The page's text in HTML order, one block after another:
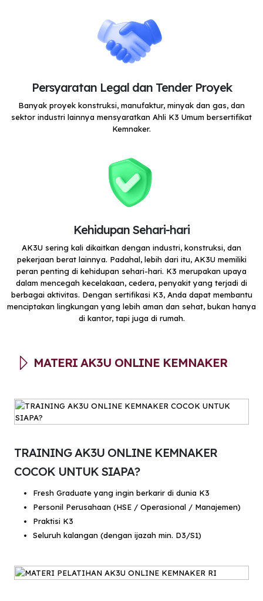
Persyaratan Legal dan Tender Proyek
Banyak proyek konstruksi, manufaktur, minyak dan gas, dan
sektor industri lainnya mensyaratkan Ahli K3 Umum bersertifikat
Kemnaker.
Kehidupan Sehari-hari
AK3U sering kali dikaitkan dengan industri, konstruksi, dan
pekerjaan berat lainnya. Padahal, lebih dari itu, AK3U memiliki
peran penting di kehidupan sehari-hari. K3 merupakan upaya
dalam mencegah kecelakaan, cedera, penyakit yang terjadi di
berbagai aktivitas. Dengan sertifikasi K3, Anda dapat membantu
menciptakan lingkungan yang lebih aman dan sehat, bukan hanya
di kantor, tapi juga di rumah.
MATERI AK3U ONLINE KEMNAKER
TRAINING AK3U ONLINE KEMNAKER
COCOK UNTUK SIAPA?
Fresh Graduate yang ingin berkarir di dunia K3
Personil Perusahaan (HSE / Operasional / Manajemen)
Praktisi K3
Seluruh kalangan (dengan ijazah min. D3/S1)